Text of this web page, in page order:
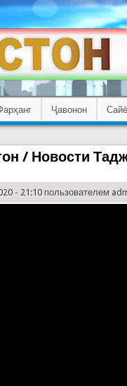
Ҷавонон
/ Новости
- 21:10 пользователем